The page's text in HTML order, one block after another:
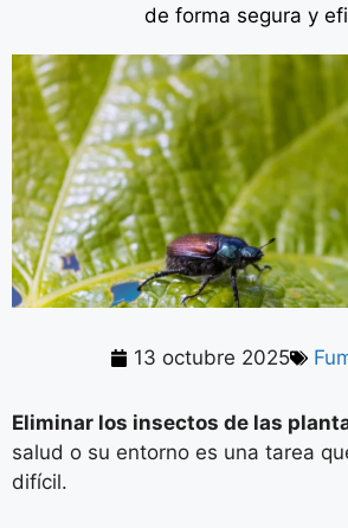
de forma segura y
13 octubre 2025
Eliminar los insectos de las
salud o su entorno es una tarea
difícil.